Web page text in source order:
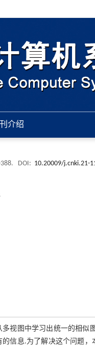
介绍
DOI: 10.20009/j.cnki.21-
视图中学习出统一的相
信息.为了解决这个问题